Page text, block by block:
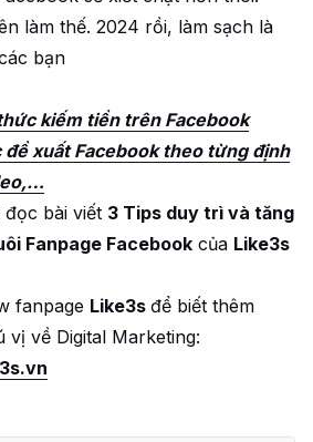
làm thế. 2024 rồi, làm sạch là
bạn
kiếm tiền trên Facebook
xuất Facebook theo từng định
bài viết 3 Tips duy trì và tăng
Fanpage Facebook của Like3s
fanpage Like3s để biết thêm
vị về Digital Marketing: